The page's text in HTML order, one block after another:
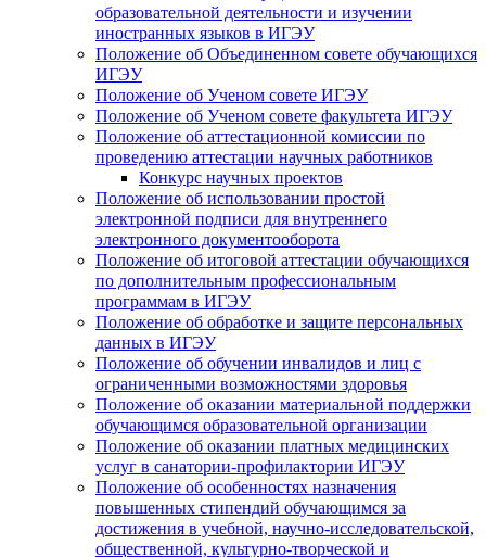
образовательной деятельности и изучении
иностранных языков в ИГЭУ
Положение об Объединенном совете обучающихся
ИГЭУ
Положение об Ученом совете ИГЭУ
Положение об Ученом совете факультета ИГЭУ
Положение об аттестационной комиссии по
проведению аттестации научных работников
Конкурс научных проектов
Положение об использовании простой
электронной подписи для внутреннего
электронного документооборота
Положение об итоговой аттестации обучающихся
по дополнительным профессиональным
программам в ИГЭУ
Положение об обработке и защите персональных
данных в ИГЭУ
Положение об обучении инвалидов и лиц с
ограниченными возможностями здоровья
Положение об оказании материальной поддержки
обучающимся образовательной организации
Положение об оказании платных медицинских
услуг в санатории-профилактории ИГЭУ
Положение об особенностях назначения
повышенных стипендий обучающимся за
достижения в учебной, научно-исследовательской,
общественной, культурно-творческой и